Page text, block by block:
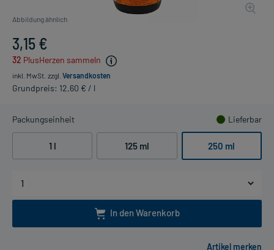
Abbildung ähnlich
3,15 €
32 PlusHerzen sammeln
inkl. MwSt. zzgl. Versandkosten
Grundpreis: 12,60 € / l
Packungseinheit Lieferbar
1 l 125 ml 250 ml
In den Warenkorb